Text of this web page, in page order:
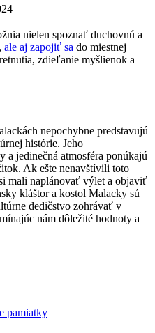
nielen spoznať duchovnú a
ale aj zapojiť sa do miestnej
zdieľanie myšlienok a
nepochybne predstavujú
histórie. Jeho
a jedinečná atmosféra ponúkajú
Ak ešte nenavštívili toto
mali naplánovať výlet a objaviť
kláštor a kostol Malacky sú
dedičstvo zohrávať v
nám dôležité hodnoty a
pamiatky